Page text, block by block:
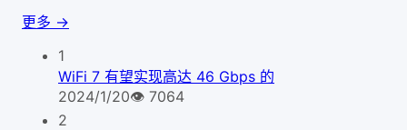
更多 →
1
WiFi 7 有望实现高达 46 Gbps 的
2024/1/20👁 7064
2